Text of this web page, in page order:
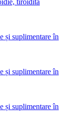
și suplimentare în
și suplimentare în
și suplimentare în